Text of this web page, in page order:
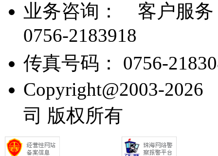
业务咨询：
客户服务
0756-2183918
传真号码： 0756-
Copyright@2003-
司 版权所有